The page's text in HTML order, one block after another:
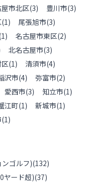
市北区(3) 豊川市(3)
(1) 尾張旭市(3)
1) 名古屋市東区(2)
北名古屋市(3)
(1) 清須市(4)
沢市(4) 弥富市(2)
愛西市(3) 知立市(1)
江町(1) 新城市(1)
(1)
ゴルフ)(132)
ヤード超)(37)